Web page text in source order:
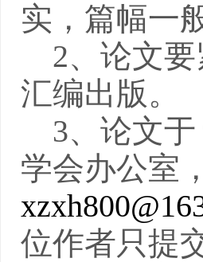
实，篇幅一
2、论文
汇编出版。
3、论文于
学会办公室
位作者只提